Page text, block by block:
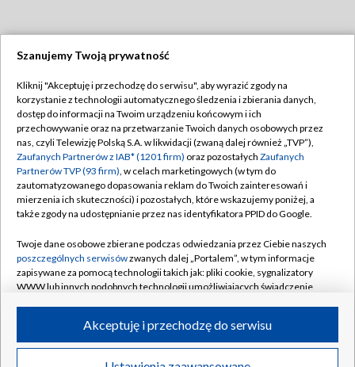
TVP
Abonament TVP
Emisja w TVP
Centrum informacji TVP
Naziemna Telewizja Cyfrowa
Rada Programowa
System NOS
Informacje o nadawcy
Program dla prasy
Regulamin TVP
Polityka prywatności
Moje zgody
Pomoc
Kontakt
Kanały
©2026 Telewizja Polska S.A. w likwidacji
Szanujemy Twoją prywatność
Kliknij "Akceptuję i przechodzę do serwisu", aby wyrazić zgody na
korzystanie z technologii automatycznego śledzenia i zbierania danych,
dostęp do informacji na Twoim urządzeniu końcowym i ich
przechowywanie oraz na przetwarzanie Twoich danych osobowych przez
nas, czyli Telewizję Polską S.A. w likwidacji (zwaną dalej również „TVP”),
Zaufanych Partnerów z IAB* (1201 firm) oraz pozostałych Zaufanych
Partnerów TVP (93 firm), w celach marketingowych (w tym do
zautomatyzowanego dopasowania reklam do Twoich zainteresowań i
mierzenia ich skuteczności) i pozostałych, które wskazujemy poniżej, a
także zgody na udostępnianie przez nas identyfikatora PPID do Google.
Twoje dane osobowe zbierane podczas odwiedzania przez Ciebie naszych
poszczególnych serwisówzwanych dalej „Portalem”, w tym informacje
zapisywane za pomocą technologii takich jak: pliki cookie, sygnalizatory
WWW lub innych podobnych technologii umożliwiających świadczenie
ruchu w Internecie.
Twoje dane osobowe zbierane podczas odwiedzania przez Ciebie
Akceptuję i przechodzę do serwisu